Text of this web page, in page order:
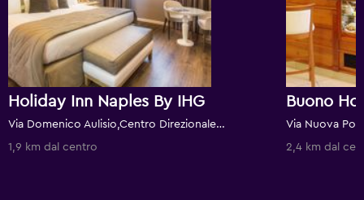
Holiday Inn Naples By IHG
Via Domenico Aulisio,Centro Direzionale - Isola E6, Napoli, Provincia di Napoli, Italia
1,9 km dal centro
Buono
2,4 km dal